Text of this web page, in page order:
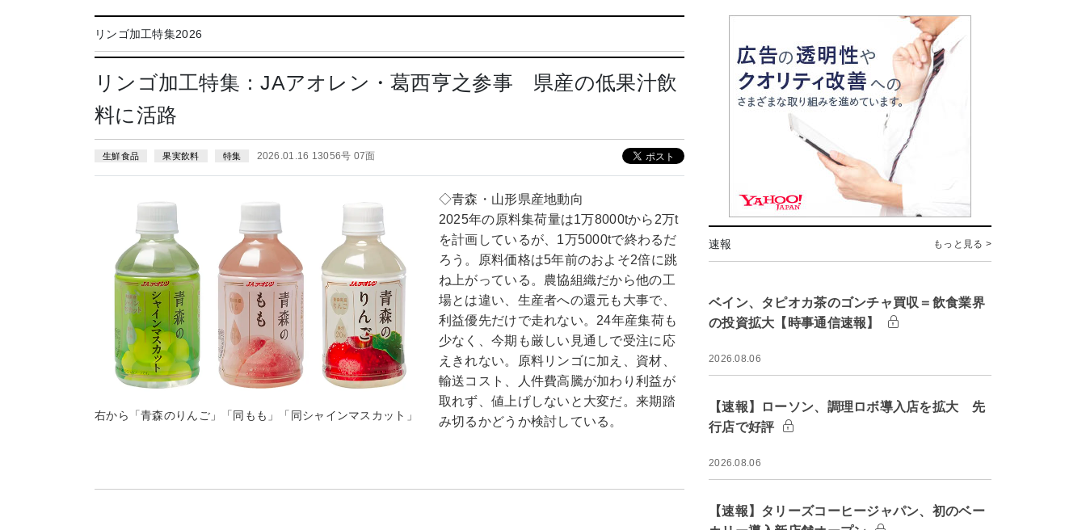
リンゴ加工特集2026
リンゴ加工特集：JAアオレン・葛西亨之参事 県産の低果汁飲
料に活路
生鮮食品 果実飲料 特集 2026.01.16 13056号 07面
右から「青森のりんご」「同もも」「同シャインマスカット」
◇青森・山形県産地動向
2025年の原料集荷量は1万8000tから2万t
を計画しているが、1万5000tで終わるだ
ろう。原料価格は5年前のおよそ2倍に跳
ね上がっている。農協組織だから他の工
場とは違い、生産者への還元も大事で、
利益優先だけで走れない。24年産集荷も
少なく、今期も厳しい見通しで受注に応
えきれない。原料リンゴに加え、資材、
輸送コスト、人件費高騰が加わり利益が
取れず、値上げしないと大変だ。来期踏
み切るかどうか検討している。
速報 もっと見る >
ベイン、タピオカ茶のゴンチャ買収＝飲食業界
の投資拡大【時事通信速報】
2026.08.06
【速報】ローソン、調理ロボ導入店を拡大 先
行店で好評
2026.08.06
【速報】タリーズコーヒージャパン、初のベー